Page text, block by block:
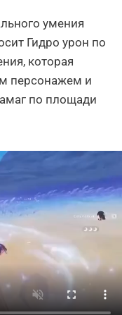
умения
Гидро урон по
которая
персонажем и
по площади